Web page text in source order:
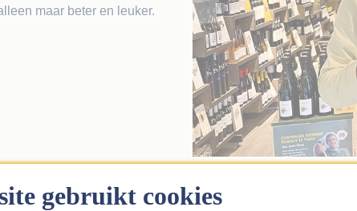
maar beter en leuker.
gebruikt cookies